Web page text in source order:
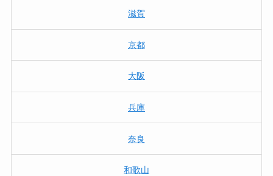
滋賀
京都
大阪
兵庫
奈良
和歌山